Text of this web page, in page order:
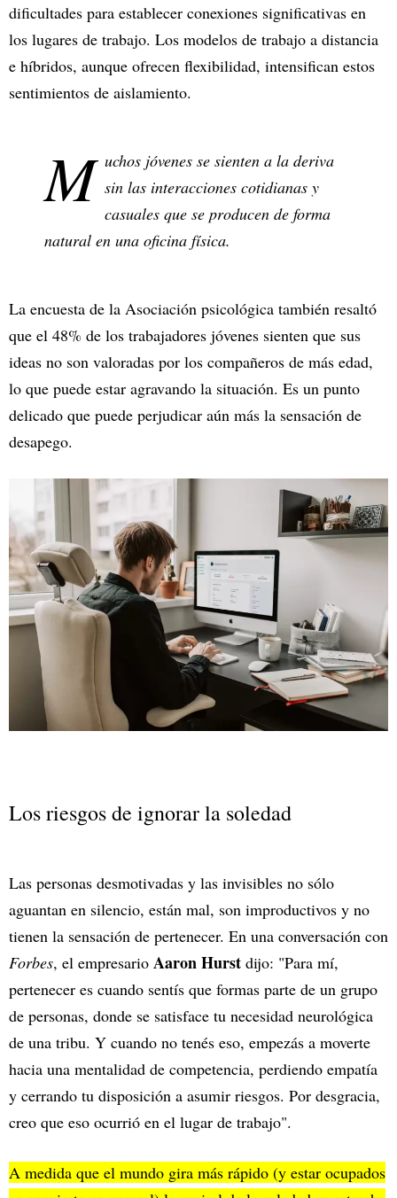
dificultades para establecer conexiones significativas en
los lugares de trabajo. Los modelos de trabajo a distancia
e híbridos, aunque ofrecen flexibilidad, intensifican estos
sentimientos de aislamiento.
M uchos jóvenes se sienten a la deriva
sin las interacciones cotidianas y
casuales que se producen de forma
natural en una oficina física.
La encuesta de la Asociación psicológica también resaltó
que el 48% de los trabajadores jóvenes sienten que sus
ideas no son valoradas por los compañeros de más edad,
lo que puede estar agravando la situación. Es un punto
delicado que puede perjudicar aún más la sensación de
desapego.
Los riesgos de ignorar la soledad
Las personas desmotivadas y las invisibles no sólo
aguantan en silencio, están mal, son improductivos y no
tienen la sensación de pertenecer. En una conversación con
Forbes, el empresario Aaron Hurst dijo: "Para mí,
pertenecer es cuando sentís que formas parte de un grupo
de personas, donde se satisface tu necesidad neurológica
de una tribu. Y cuando no tenés eso, empezás a moverte
hacia una mentalidad de competencia, perdiendo empatía
y cerrando tu disposición a asumir riesgos. Por desgracia,
creo que eso ocurrió en el lugar de trabajo".
A medida que el mundo gira más rápido (y estar ocupados